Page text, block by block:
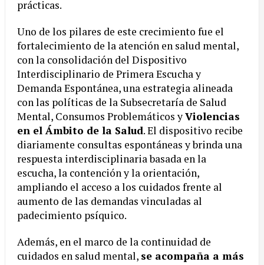
prácticas.
Uno de los pilares de este crecimiento fue el
fortalecimiento de la atención en salud mental,
con la consolidación del Dispositivo
Interdisciplinario de Primera Escucha y
Demanda Espontánea, una estrategia alineada
con las políticas de la Subsecretaría de Salud
Mental, Consumos Problemáticos yViolencias
en el Ámbito de la Salud. El dispositivo recibe
diariamente consultas espontáneas y brinda una
respuesta interdisciplinaria basada en la
escucha, la contención y la orientación,
ampliando el acceso a los cuidados frente al
aumento de las demandas vinculadas al
padecimiento psíquico.
Además, en el marco de la continuidad de
cuidados en salud mental, se acompaña a más